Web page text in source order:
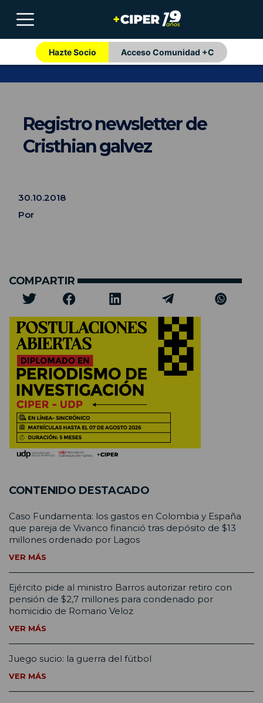
Hazte Socio Acceso Comunidad +C
Registro newsletter de
Cristhian galvez
30.10.2018
Por
COMPARTIR
CONTENIDO DESTACADO
Caso Fundamenta: los gastos en Colombia y España
que pareja de Vivanco financió tras depósito de $13
millones ordenado por Lagos
VER MÁS
Ejército pide al ministro Barros autorizar retiro con
pensión de $2,7 millones para condenado por
homicidio de Romario Veloz
VER MÁS
Juego sucio: la guerra del fútbol
VER MÁS